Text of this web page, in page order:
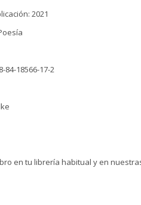
2021
84-18566-17-2
en tu librería habitual y en